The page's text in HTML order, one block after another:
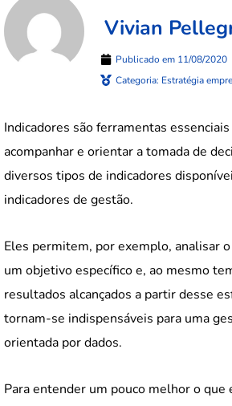
Vivian
Publicado em 11/08/2020
Categoria: Estratégia
Indicadores são ferramentas
acompanhar e orientar a tomada de
diversos tipos de indicadores
indicadores de gestão.
Eles permitem, por exemplo, analisar
um objetivo específico e, ao mesmo
resultados alcançados a partir desse
tornam-se indispensáveis para uma
orientada por dados.
Para entender um pouco melhor o que